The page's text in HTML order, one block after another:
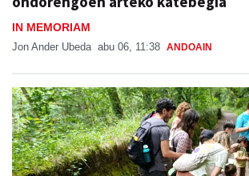
IN MEMORIAM
Jon Ander Ubeda abu 06, 11:38 ANDOAIN